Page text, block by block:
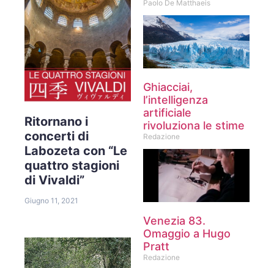
Ritornano i
concerti di
Labozeta con “Le
quattro stagioni
di Vivaldi”
Giugno 11, 2021
Paolo De Matthaeis
Ghiacciai,
l’intelligenza
artificiale
rivoluziona le stime
Redazione
Venezia 83.
Omaggio a Hugo
Pratt
Redazione